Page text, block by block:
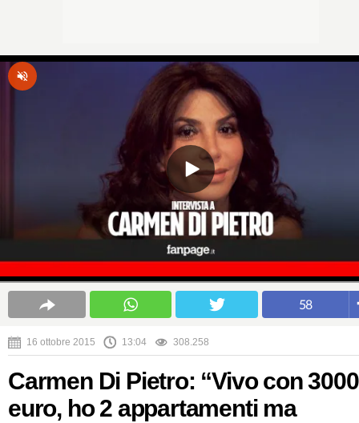
58
16 ottobre 2015 13:04 308.258
Carmen Di Pietro: “Vivo con 3000
euro, ho 2 appartamenti ma